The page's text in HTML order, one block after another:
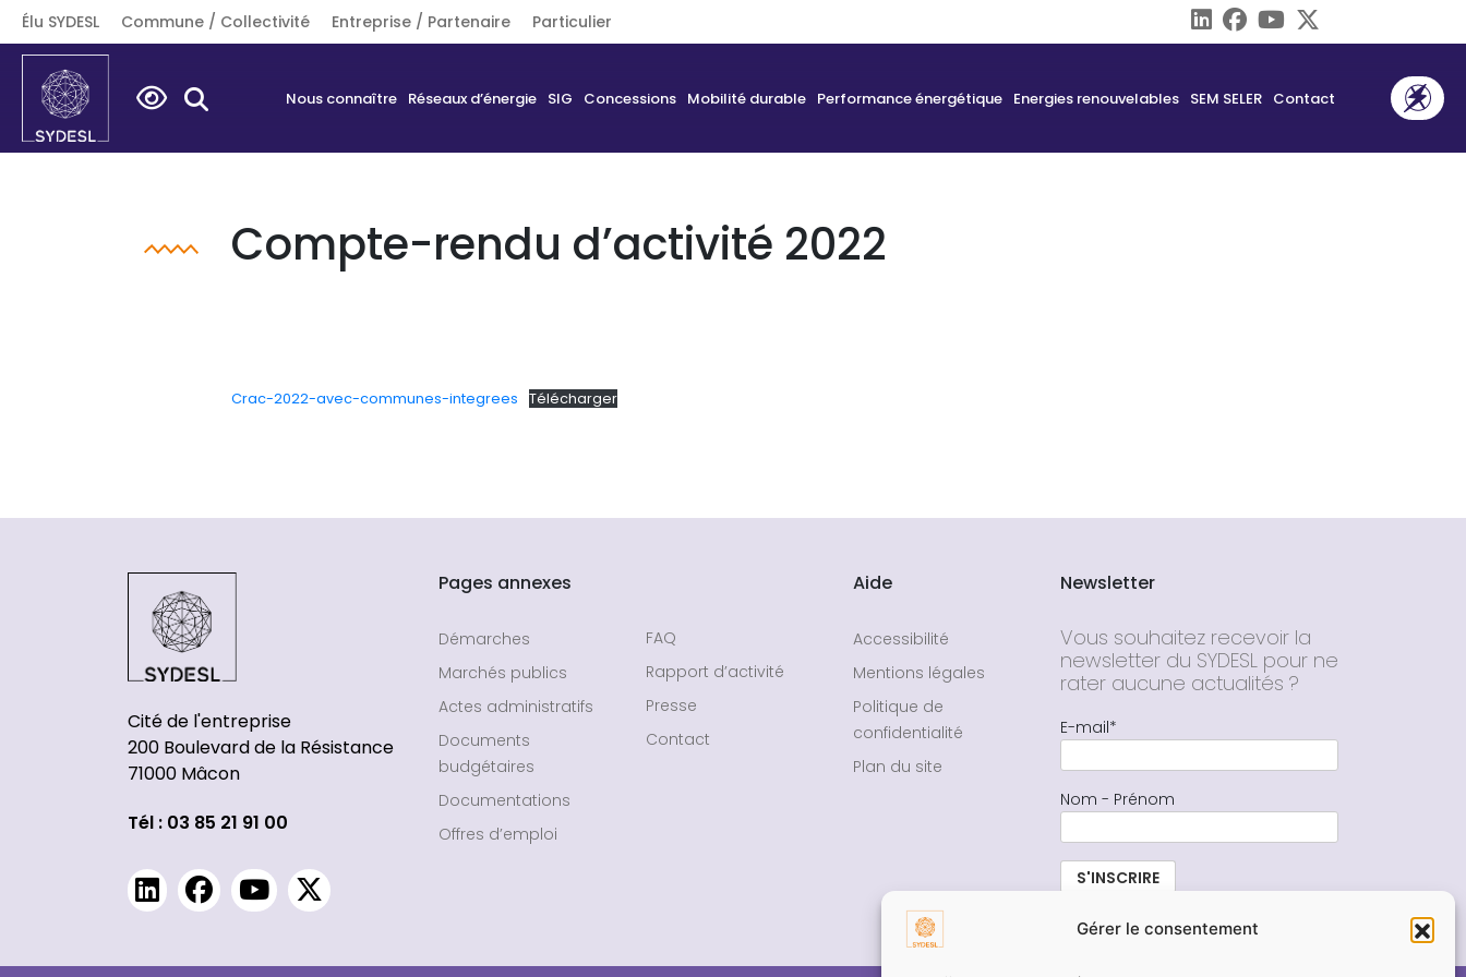
Gérer le consentement
Élu SYDESL Commune / Collectivité Entreprise / Partenaire Particulier
Search
for:
Nous connaître Réseaux d’énergie SIG Concessions Mobilité durable Performance énergétique Energies renouvelables SEM SELER Contact
Compte-rendu d’activité 2022
Crac-2022-avec-communes-integrees Télécharger
Cité de l'entreprise
200 Boulevard de la Résistance
71000 Mâcon
Tél : 03 85 21 91 00
Pages annexes
Démarches
Marchés publics
Actes administratifs
Documents
budgétaires
Documentations
Offres d’emploi
FAQ
Rapport d’activité
Presse
Contact
Aide
Accessibilité
Mentions légales
Politique de
confidentialité
Plan du site
Newsletter
Vous souhaitez recevoir la
newsletter du SYDESL pour ne
rater aucune actualités ?
E-mail*
Nom - Prénom